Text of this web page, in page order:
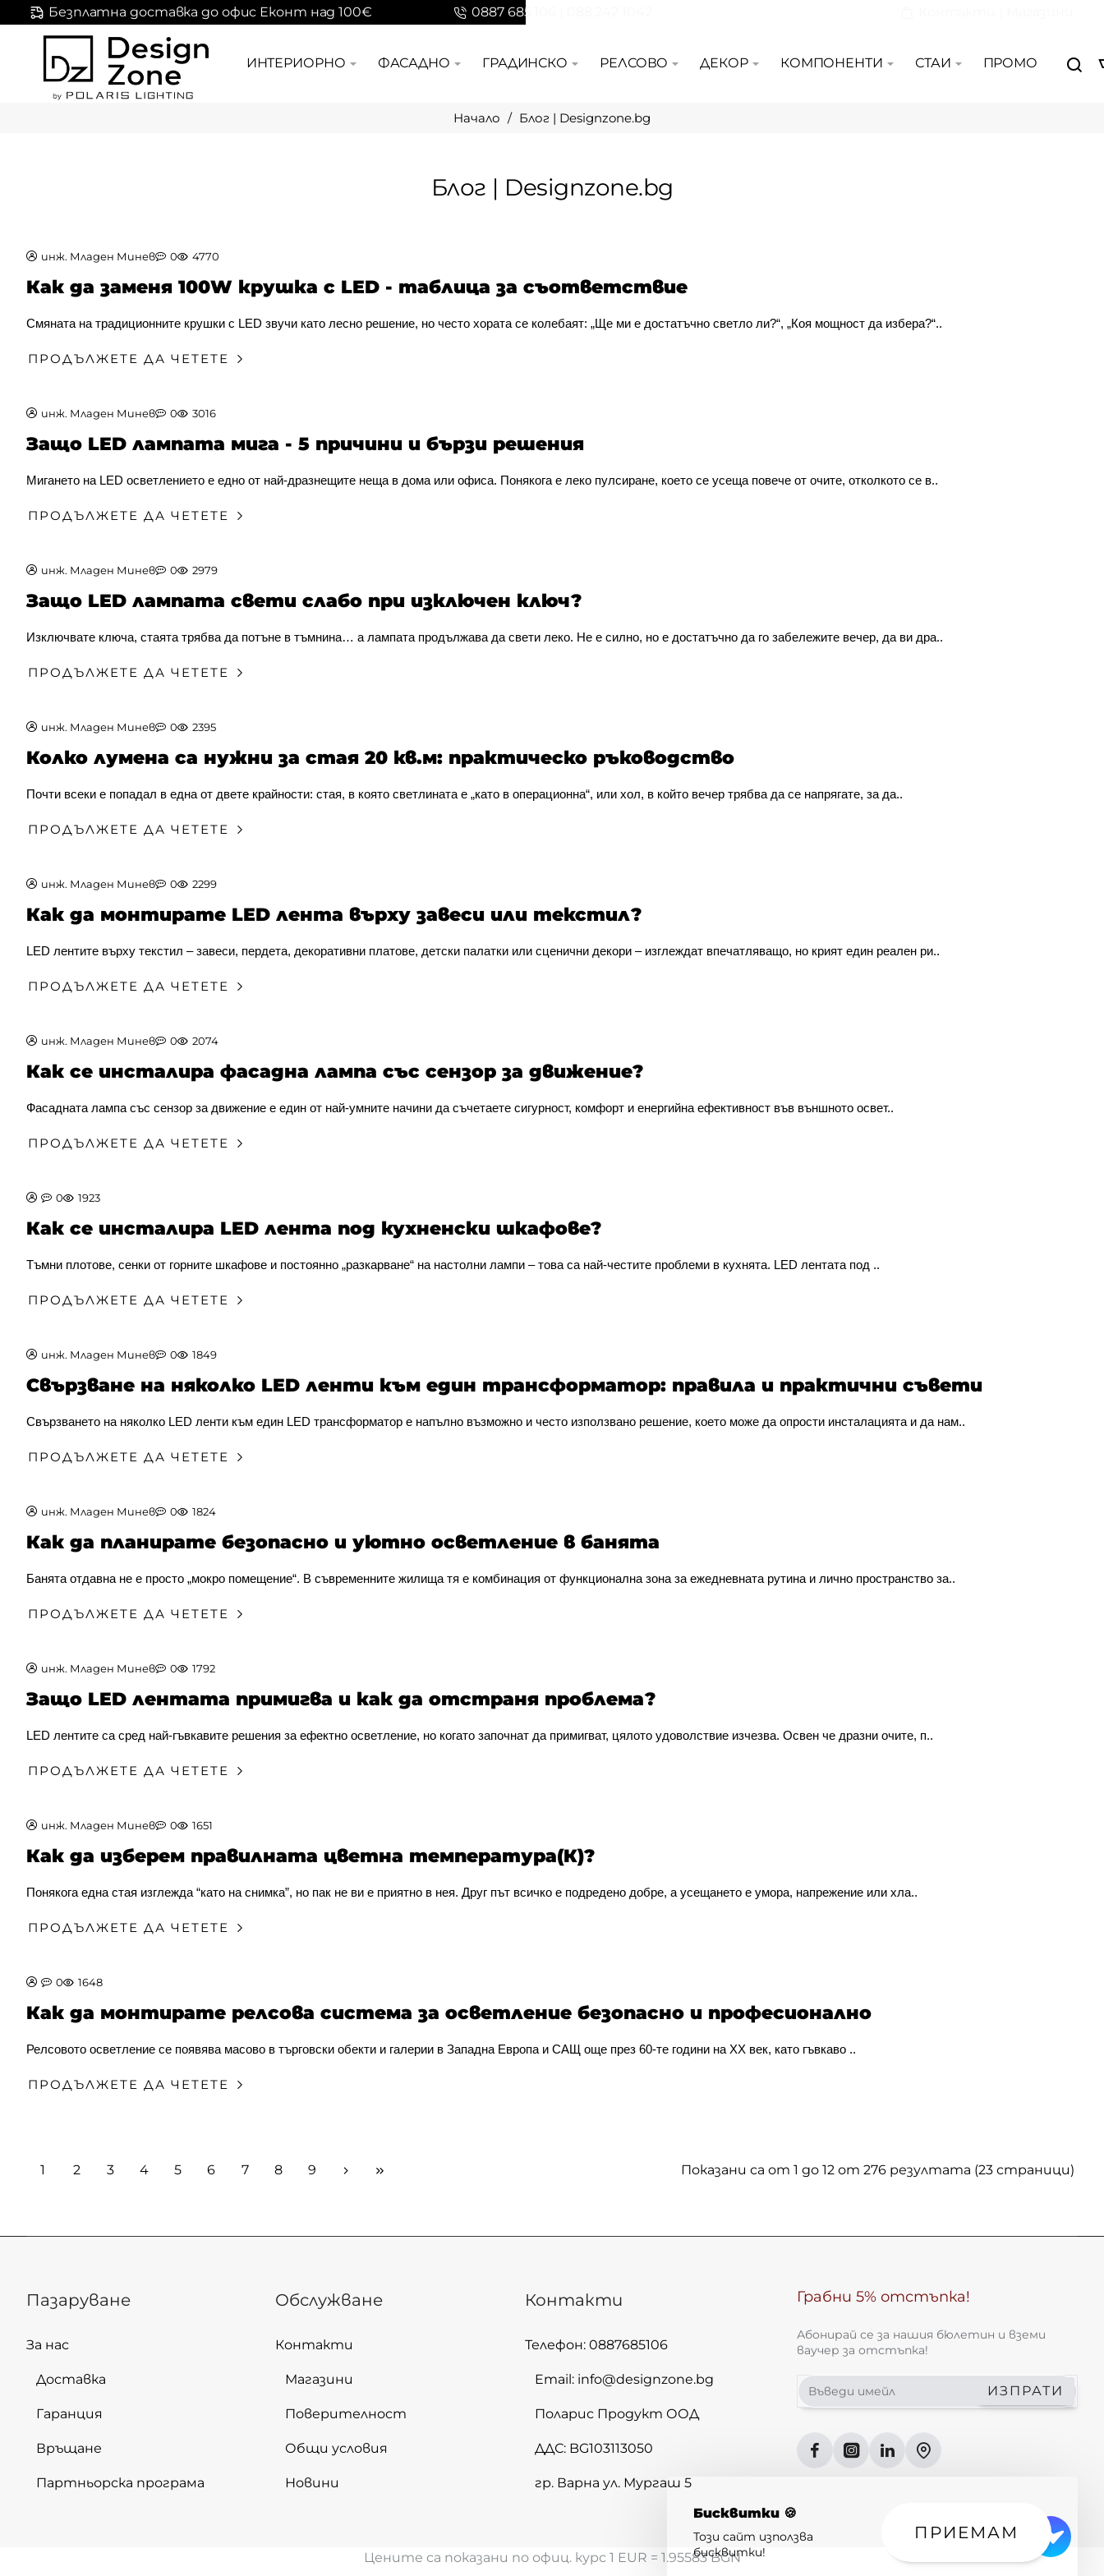
Бисквитки 🍪
Този сайт използва
бисквитки!
ПРИЕМАМ
Безплатна доставка до офис Еконт над 100€ 0887 685 106 | 088 242 1042
ИНТЕРИОРНО ФАСАДНО ГРАДИНСКО РЕЛСОВО ДЕКОР КОМПОНЕНТИ СТАИ ПРОМО
Блог | Designzone.bg
Блог | Designzone.bg
инж. Младен Минев 0 4770
Как да заменя 100W крушка с LED - таблица за съответствие
Смяната на традиционните крушки с LED звучи като лесно решение, но често хората се колебаят: „Ще ми е достатъчно светло ли?“, „Коя мощност да избера?“..
ПРОДЪЛЖЕТЕ ДА ЧЕТЕТЕ
инж. Младен Минев 0 3016
Защо LED лампата мига - 5 причини и бързи решения
Мигането на LED осветлението е едно от най-дразнещите неща в дома или офиса. Понякога е леко пулсиране, което се усеща повече от очите, отколкото се в..
ПРОДЪЛЖЕТЕ ДА ЧЕТЕТЕ
инж. Младен Минев 0 2979
Защо LED лампата свети слабо при изключен ключ?
Изключвате ключа, стаята трябва да потъне в тъмнина… а лампата продължава да свети леко. Не е силно, но е достатъчно да го забележите вечер, да ви дра..
ПРОДЪЛЖЕТЕ ДА ЧЕТЕТЕ
инж. Младен Минев 0 2395
Колко лумена са нужни за стая 20 кв.м: практическо ръководство
Почти всеки е попадал в една от двете крайности: стая, в която светлината е „като в операционна“, или хол, в който вечер трябва да се напрягате, за да..
ПРОДЪЛЖЕТЕ ДА ЧЕТЕТЕ
инж. Младен Минев 0 2299
Как да монтирате LED лента върху завеси или текстил?
LED лентите върху текстил – завеси, пердета, декоративни платове, детски палатки или сценични декори – изглеждат впечатляващо, но крият един реален ри..
ПРОДЪЛЖЕТЕ ДА ЧЕТЕТЕ
инж. Младен Минев 0 2074
Как се инсталира фасадна лампа със сензор за движение?
Фасадната лампа със сензор за движение е един от най-умните начини да съчетаете сигурност, комфорт и енергийна ефективност във външното освет..
ПРОДЪЛЖЕТЕ ДА ЧЕТЕТЕ
0 1923
Как се инсталира LED лента под кухненски шкафове?
Тъмни плотове, сенки от горните шкафове и постоянно „разкарване“ на настолни лампи – това са най-честите проблеми в кухнята. LED лентата под ..
ПРОДЪЛЖЕТЕ ДА ЧЕТЕТЕ
инж. Младен Минев 0 1849
Свързване на няколко LED ленти към един трансформатор: правила и практични съвети
Свързването на няколко LED ленти към един LED трансформатор е напълно възможно и често използвано решение, което може да опрости инсталацията и да нам..
ПРОДЪЛЖЕТЕ ДА ЧЕТЕТЕ
инж. Младен Минев 0 1824
Как да планирате безопасно и уютно осветление в банята
Банята отдавна не е просто „мокро помещение“. В съвременните жилища тя е комбинация от функционална зона за ежедневната рутина и лично пространство за..
ПРОДЪЛЖЕТЕ ДА ЧЕТЕТЕ
инж. Младен Минев 0 1792
Защо LED лентата примигва и как да отстраня проблема?
LED лентите са сред най-гъвкавите решения за ефектно осветление, но когато започнат да примигват, цялото удоволствие изчезва. Освен че дразни очите, п..
ПРОДЪЛЖЕТЕ ДА ЧЕТЕТЕ
инж. Младен Минев 0 1651
Как да изберем правилната цветна температура(К)?
Понякога една стая изглежда “като на снимка”, но пак не ви е приятно в нея. Друг път всичко е подредено добре, а усещането е умора, напрежение или хла..
ПРОДЪЛЖЕТЕ ДА ЧЕТЕТЕ
0 1648
Как да монтирате релсова система за осветление безопасно и професионално
Релсовото осветление се появява масово в търговски обекти и галерии в Западна Европа и САЩ още през 60-те години на XX век, като гъвкаво ..
ПРОДЪЛЖЕТЕ ДА ЧЕТЕТЕ
1 2 3 4 5 6 7 8 9 Показани са от 1 до 12 от 276 резултата (23 страници)
Пазаруване
За нас
Доставка
Гаранция
Връщане
Партньорска програма
Обслужване
Контакти
Магазини
Поверителност
Общи условия
Новини
Контакти
Телефон: 0887685106
Email: info@designzone.bg
Поларис Продукт ООД
ДДС: BG103113050
гр. Варна ул. Мургаш 5
Грабни 5% отстъпка!
Абонирай се за нашия бюлетин и вземи
ваучер за отстъпка!
Въведи
имейл
ИЗПРАТИ
Цените са показани по офиц. курс 1 EUR = 1.95583 BGN